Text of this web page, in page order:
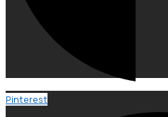
Pinterest